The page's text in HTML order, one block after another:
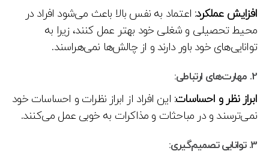
افزایش عملکرد:اعتماد به نفس بالا باعث می‌شود افراد در
محیط تحصیلی و شغلی خود بهتر عمل کنند، زیرا به
توانایی‌های خود باور دارند و از چالش‌ها نمی‌هراسند.
مهارت‌های ارتباطی:
ابراز نظر و احساسات:این افراد از ابراز نظرات و احساسات خود
نمی‌ترسند و در مباحثات و مذاکرات به خوبی عمل می‌کنند.
توانایی تصمیم‌گیری: